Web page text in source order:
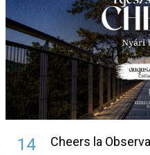
14 Cheers la